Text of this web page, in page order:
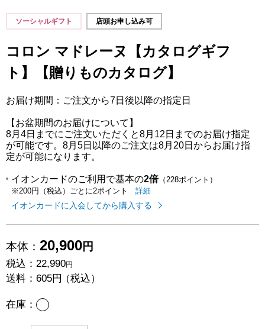
ソーシャルギフト 店頭お申し込み可
コロン マドレーヌ【カタログギフ
ト】【贈りものカタログ】
お届け期間：ご注文から7日後以降の指定日
【お盆期間のお届けについて】
8月4日までにご注文いただくと8月12日までのお届け指定
が可能です。8月5日以降のご注文は8月20日からお届け指
定が可能になります。
イオンカードのご利用で基本の2倍（228ポイント）
※200円（税込）ごとに2ポイント
イオンカードのご利用でたまるポイ
詳細
イオンカードに入会してから購入する
本体： 20,900円
税込： 22,990円
送料： 605円（税込）
在庫： あり